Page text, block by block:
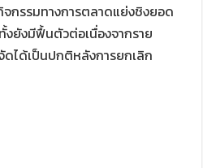
กรรมทางการตลาดแย่งชิงยอด
ยังมีฟื้นตัวต่อเนื่องจากราย
ได้เป็นปกติหลังการยกเลิก